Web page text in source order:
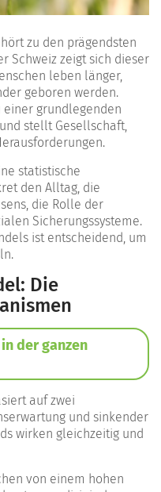
zu den prägendsten
Schweiz zeigt sich dieser
leben länger,
geboren werden.
einer grundlegenden
stellt Gesellschaft,
statistische
den Alltag, die
die Rolle der
Sicherungssysteme.
ist entscheidend, um
Die
der ganzen
auf zwei
und sinkender
wirken gleichzeitig und
von einem hohen